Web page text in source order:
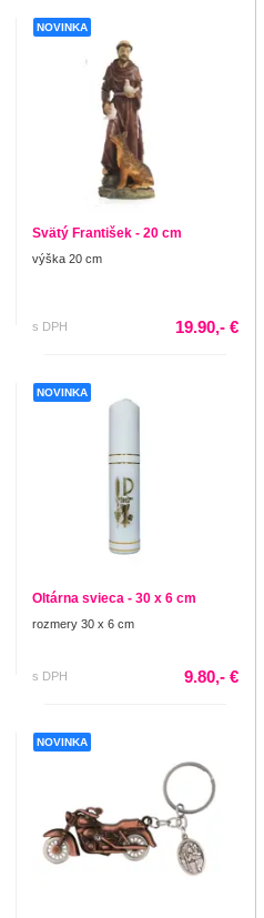
NOVINKA
Svätý František - 20 cm
výška 20 cm
s DPH 19.90,- €
NOVINKA
Oltárna svieca - 30 x 6 cm
rozmery 30 x 6 cm
s DPH 9.80,- €
NOVINKA